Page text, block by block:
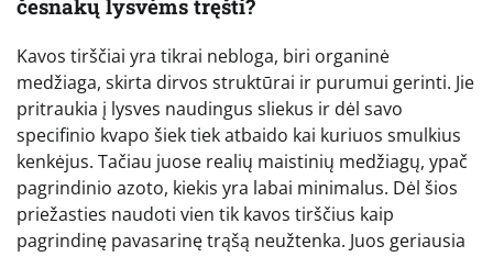
česnakų lysvėms tręšti?
Kavos tirščiai yra tikrai nebloga, biri organinė
medžiaga, skirta dirvos struktūrai ir purumui gerinti. Jie
pritraukia į lysves naudingus sliekus ir dėl savo
specifinio kvapo šiek tiek atbaido kai kuriuos smulkius
kenkėjus. Tačiau juose realių maistinių medžiagų, ypač
pagrindinio azoto, kiekis yra labai minimalus. Dėl šios
priežasties naudoti vien tik kavos tirščius kaip
pagrindinę pavasarinę trąšą neužtenka. Juos geriausia